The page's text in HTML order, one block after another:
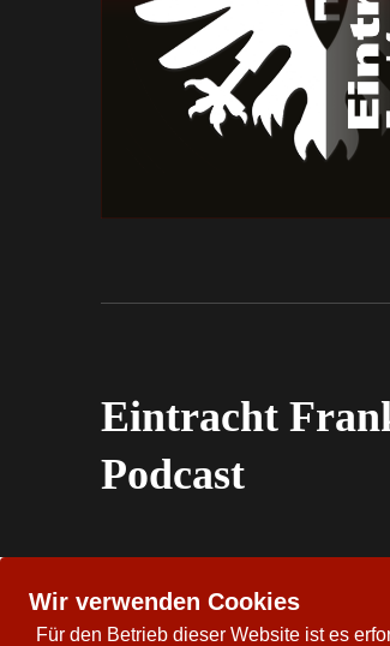
Eintracht
Podcast
Wir verwenden Cookies
Für den Betrieb dieser Website ist es